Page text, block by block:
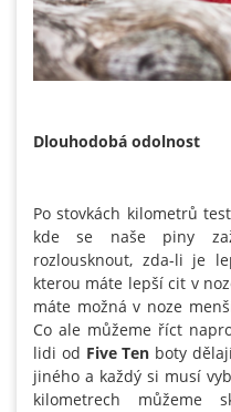
Dlouhodobá odolnost
Po stovkách kilometrů
kde se naše piny
rozlousknout, zda-li je
kterou máte lepší cit v
máte možná v noze
Co ale můžeme říct
lidi od Five Ten boty
jiného a každý si musí
kilometrech můžeme